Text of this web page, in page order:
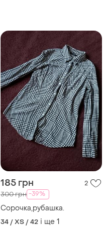
185 грн 2
300 грн -39%
Сорочка,рубашка.
34 / XS / 42 і ще 1